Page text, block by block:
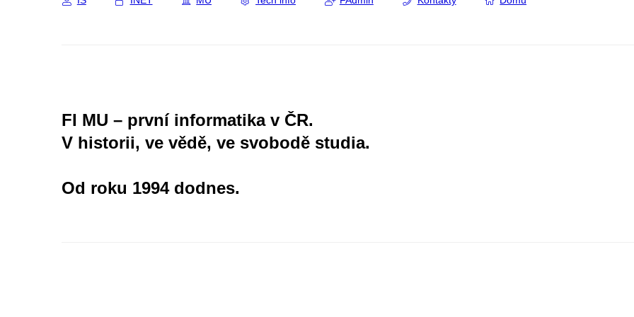
FI MU – první informatika v ČR.
V historii, ve vědě, ve svobodě studia.
Od roku 1994 dodnes.